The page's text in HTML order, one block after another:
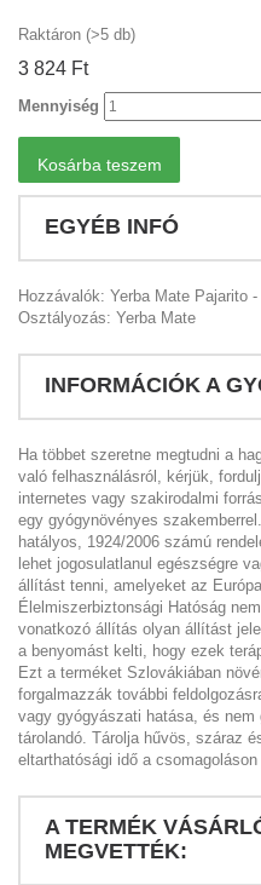
Raktáron (>5 db)
3 824 Ft‎
Mennyiség
Kosárba teszem
EGYÉB INFÓ
Hozzávalók: Yerba Mate Pajarito -
Osztályozás: Yerba Mate
INFORMÁCIÓK A
Ha többet szeretne megtudni a
való felhasználásról, kérjük,
internetes vagy szakirodalmi
egy gyógynövényes
hatályos, 1924/2006 számú
lehet jogosulatlanul egészségre
állítást tenni, amelyeket az
Élelmiszerbiztonsági Hatóság
vonatkozó állítás olyan állítást
a benyomást kelti, hogy ezek
Ezt a terméket Szlovákiában
forgalmazzák további
vagy gyógyászati hatása, és
tárolandó. Tárolja hűvös, száraz
eltarthatósági idő a csomagoláson
A TERMÉK
MEGVETTÉK: